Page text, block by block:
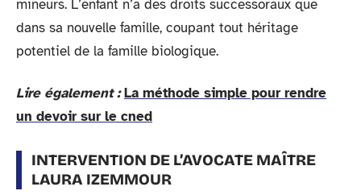
mineurs. L’enfant n’a des droits successoraux que
dans sa nouvelle famille, coupant tout héritage
potentiel de la famille biologique.
Lire également : La méthode simple pour rendre
un devoir sur le cned
INTERVENTION DE L’AVOCATE MAÎTRE
LAURA IZEMMOUR